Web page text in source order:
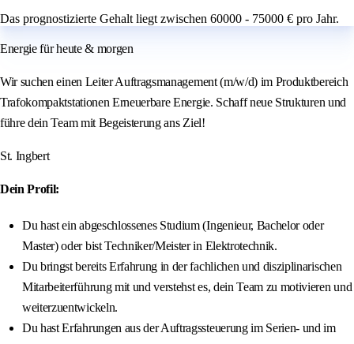
Das prognostizierte Gehalt liegt zwischen 60000 - 75000 € pro Jahr.
Energie für heute & morgen
Wir suchen einen Leiter Auftragsmanagement (m/w/d) im Produktbereich
Trafokompaktstationen Erneuerbare Energie. Schaff neue Strukturen und
führe dein Team mit Begeisterung ans Ziel!
St. Ingbert
Dein Profil:
Du hast ein abgeschlossenes Studium (Ingenieur, Bachelor oder
Master) oder bist Techniker/Meister in Elektrotechnik.
Du bringst bereits Erfahrung in der fachlichen und disziplinarischen
Mitarbeiterführung mit und verstehst es, dein Team zu motivieren und
weiterzuentwickeln.
Du hast Erfahrungen aus der Auftragssteuerung im Serien- und im